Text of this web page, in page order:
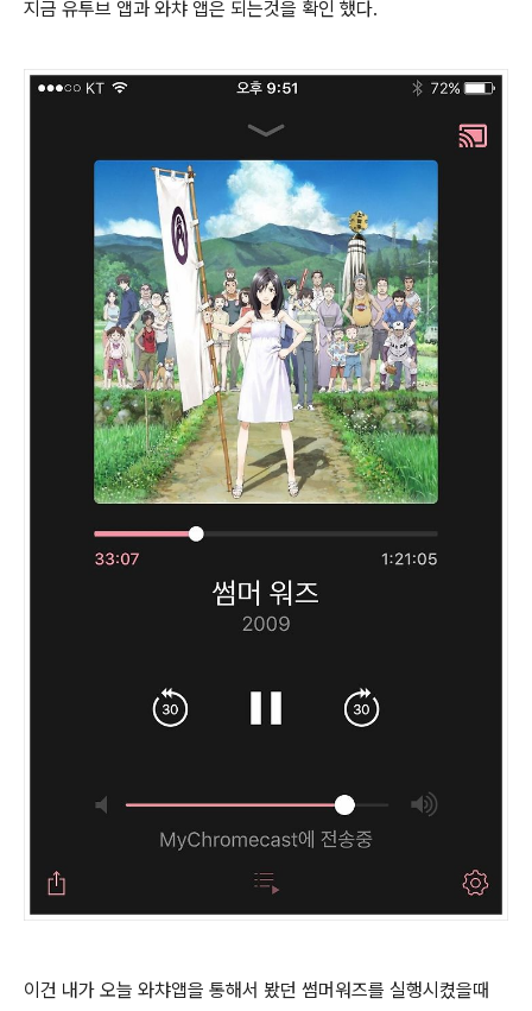
지금 유투브 앱과 와챠 앱은 되는것을 확인 했다.
이건 내가 오늘 와챠앱을 통해서 봤던 썸머워즈를 실행시켰을때